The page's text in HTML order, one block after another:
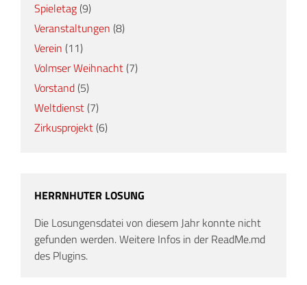
Spieletag (9)
Veranstaltungen (8)
Verein (11)
Volmser Weihnacht (7)
Vorstand (5)
Weltdienst (7)
Zirkusprojekt (6)
HERRNHUTER LOSUNG
Die Losungensdatei von diesem Jahr konnte nicht
gefunden werden. Weitere Infos in der ReadMe.md
des Plugins.